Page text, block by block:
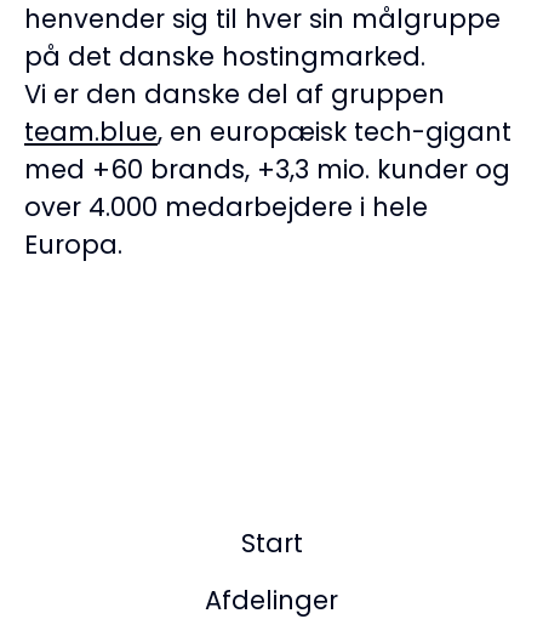
henvender sig til hver sin målgruppe
på det danske hostingmarked.
Vi er den danske del af gruppen
team.blue, en europæisk tech-gigant
med +60 brands, +3,3 mio. kunder og
over 4.000 medarbejdere i hele
Europa.
Start
Afdelinger